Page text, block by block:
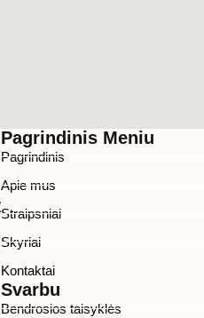
Pagrindinis Meniu
Pagrindinis
Apie mus
Straipsniai
Skyriai
Kontaktai
Svarbu
Bendrosios taisyklės